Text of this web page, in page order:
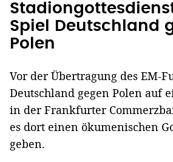
Spiel Deutschland
Polen
Vor der Übertragung des EM-
Deutschland gegen Polen auf
in der Frankfurter
es dort einen ökumenischen
geben.